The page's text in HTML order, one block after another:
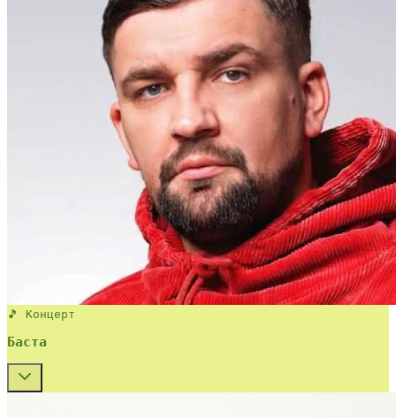
🎵 Концерт
Баста